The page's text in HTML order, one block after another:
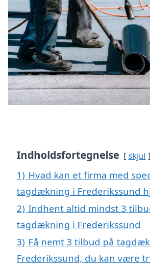
Indholdsfortegnelse skjul
1) Hvad kan et firma med
tagdækning i Frederikssund
2) Indhent altid mindst 3
tagdækning i Frederikssund
3) Få nemt 3 tilbud på
Frederikssund, du kan være